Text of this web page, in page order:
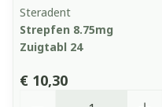
Steradent
Strepfen 8.75mg
Zuigtabl 24
€ 10,30